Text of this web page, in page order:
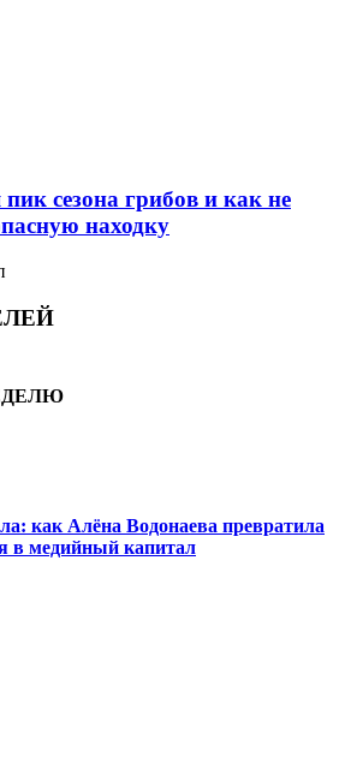
сезона грибов и как не
находку
как Алёна Водонаева превратила
в медийный капитал